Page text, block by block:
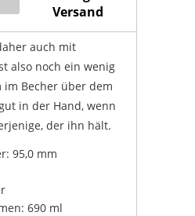
Versand
auch mit
also noch ein wenig
im Becher über dem
in der Hand, wenn
der ihn hält.
95,0 mm
690 ml